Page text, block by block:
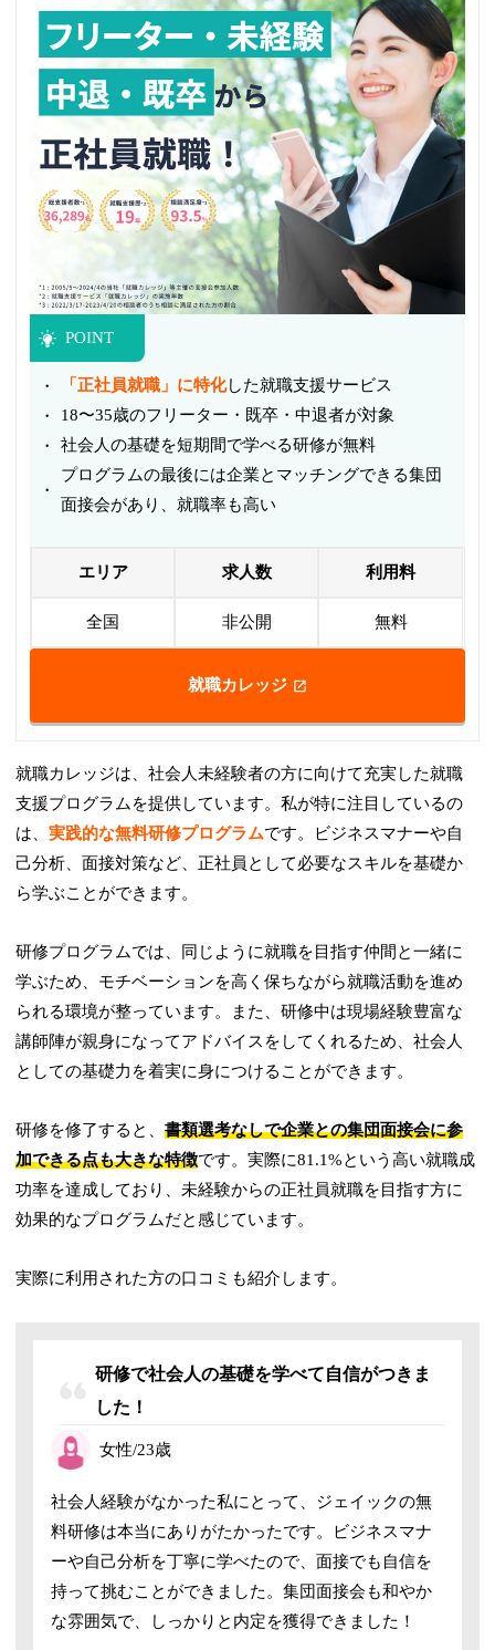
POINT
「正社員就職」に特化した就職支援サービス
18〜35歳のフリーター・既卒・中退者が対象
社会人の基礎を短期間で学べる研修が無料
プログラムの最後には企業とマッチングできる集団
面接会があり、就職率も高い
エリア 求人数 利用料
全国 非公開 無料
就職カレッジ
就職カレッジは、社会人未経験者の方に向けて充実した就職
支援プログラムを提供しています。私が特に注目しているの
は、実践的な無料研修プログラムです。ビジネスマナーや自
己分析、面接対策など、正社員として必要なスキルを基礎か
ら学ぶことができます。
研修プログラムでは、同じように就職を目指す仲間と一緒に
学ぶため、モチベーションを高く保ちながら就職活動を進め
られる環境が整っています。また、研修中は現場経験豊富な
講師陣が親身になってアドバイスをしてくれるため、社会人
としての基礎力を着実に身につけることができます。
研修を修了すると、書類選考なしで企業との集団面接会に参
加できる点も大きな特徴です。実際に81.1%という高い就職成
功率を達成しており、未経験からの正社員就職を目指す方に
効果的なプログラムだと感じています。
実際に利用された方の口コミも紹介します。
研修で社会人の基礎を学べて自信がつきま
した！
女性/23歳
社会人経験がなかった私にとって、ジェイックの無
料研修は本当にありがたかったです。ビジネスマナ
ーや自己分析を丁寧に学べたので、面接でも自信を
持って挑むことができました。集団面接会も和やか
な雰囲気で、しっかりと内定を獲得できました！